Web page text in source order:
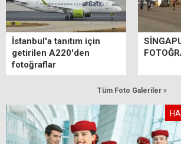
İstanbul'a tanıtım için
getirilen A220'den
fotoğraflar
Tüm Foto Galeriler »